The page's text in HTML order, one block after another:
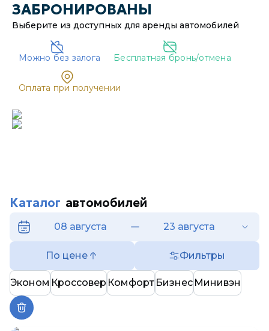
ЗАБРОНИРОВАНЫ
Выберите из доступных для аренды автомобилей
Можно без залога Бесплатная бронь/отмена
Oплата при получении
Каталог автомобилей
08 августа 23 августа
По цене Фильтры
Эконом Кроссовер Комфорт Бизнес Минивэн